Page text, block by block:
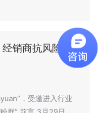
销商抗风险能
，受邀进入行业